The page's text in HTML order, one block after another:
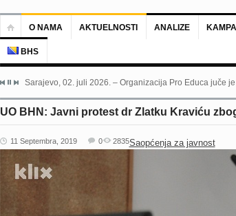
O NAMA AKTUELNOSTI ANALIZE
BHS
Sarajevo, 02. juli 2026. – Organizacija Pro Educa juče
UO BHN: Javni protest dr Zlatku Kraviću
11 Septembra, 2019 Saopćenja za javnost
0 2835